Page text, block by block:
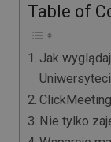
Table of
Jak
Nie tylko